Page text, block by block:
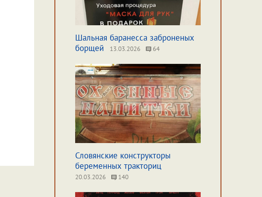
Шальная баранесса заброненых
борщей
13.03.2026 64
Словянские конструкторы
беременных тракториц
20.03.2026 140